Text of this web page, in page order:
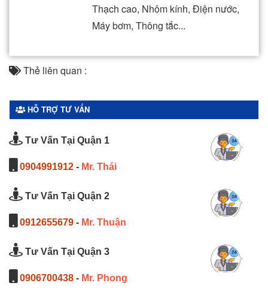
Thạch cao, Nhôm kính, Điện nước,
Máy bơm, Thông tắc...
Thẻ liên quan :
HỖ TRỢ TƯ VẤN
Tư Vấn Tại Quận 1
0904991912 - Mr. Thái
Tư Vấn Tại Quận 2
0912655679 - Mr. Thuận
Tư Vấn Tại Quận 3
0906700438 - Mr. Phong